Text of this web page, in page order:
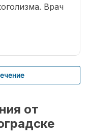
Врач
подобрано
методик
спиртных
нигде не
уже прошел,
от
от